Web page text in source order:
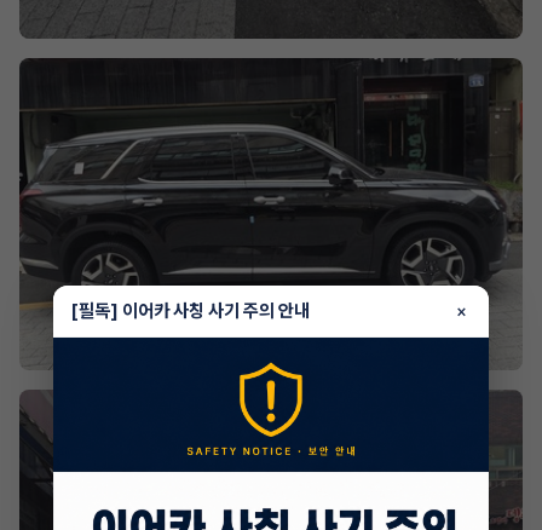
[필독] 이어카 사칭 사기 주의 안내 ×